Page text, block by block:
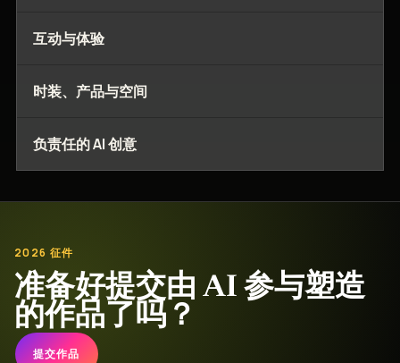
互动与体验
时装、产品与空间
负责任的 AI 创意
2026 征件
准备好提交由 AI 参与塑造
的作品了吗？
提交作品